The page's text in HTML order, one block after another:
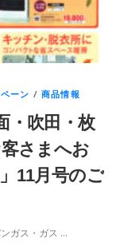
ーン /商品情報
・吹田・枚
さまへお
11月号のご
ガス・ガス …